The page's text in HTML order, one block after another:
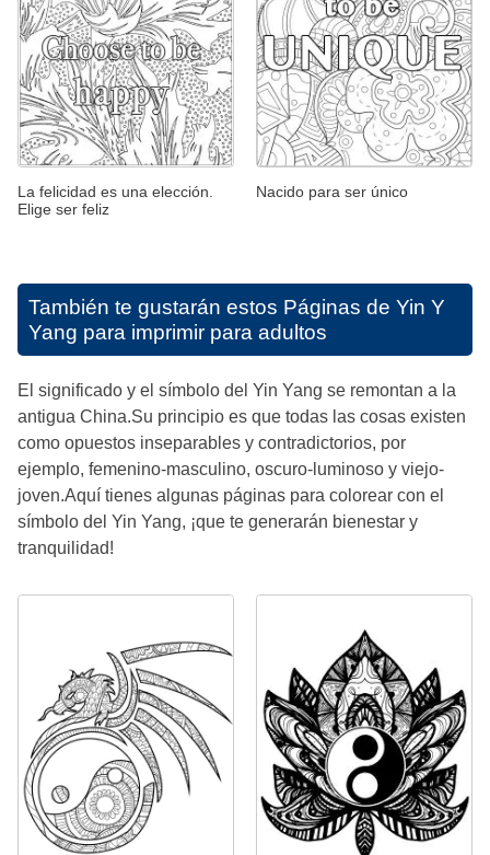
La felicidad es una elección.
Elige ser feliz
Nacido para ser único
También te gustarán estos Páginas de Yin Y
Yang para imprimir para adultos
El significado y el símbolo del Yin Yang se remontan a la
antigua China.Su principio es que todas las cosas existen
como opuestos inseparables y contradictorios, por
ejemplo, femenino-masculino, oscuro-luminoso y viejo-
joven.Aquí tienes algunas páginas para colorear con el
símbolo del Yin Yang, ¡que te generarán bienestar y
tranquilidad!